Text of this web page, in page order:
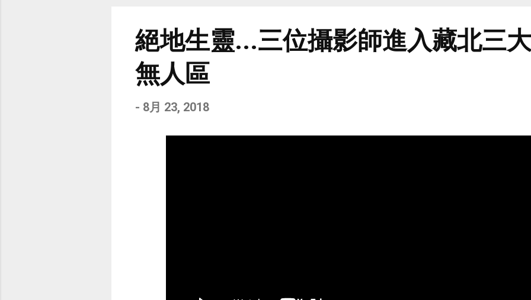
絕地生靈...三位攝影師進入藏北三大
無人區
- 8月 23, 2018